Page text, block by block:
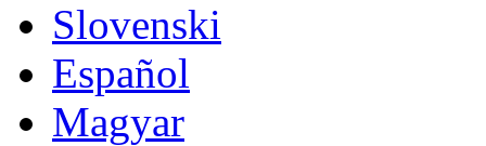
Slovenski
Español
Magyar